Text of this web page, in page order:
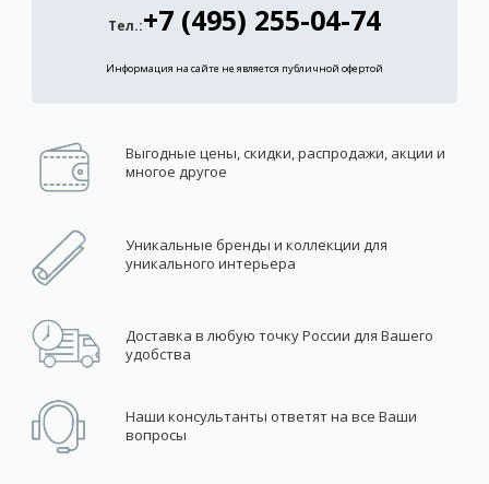
Тел.:+7 (495) 255-04-74
Информация на сайте не является публичной офертой
Выгодные цены, скидки, распродажи, акции и
многое другое
Уникальные бренды и коллекции для
уникального интерьера
Доставка в любую точку России для Вашего
удобства
Наши консультанты ответят на все Ваши
вопросы